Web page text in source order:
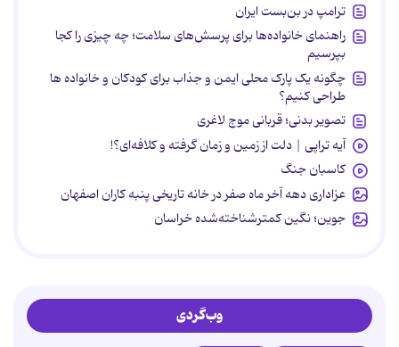
ترامپ در بن‌بست ایران
راهنمای خانواده‌ها برای پرسش‌های سلامت؛ چه چیزی را کجا
بپرسیم
چگونه یک پارک محلی ایمن و جذاب برای کودکان و خانواده ها
طراحی کنیم؟
تصویر بدنی؛ قربانی موج لاغری
آیه تراپی | دلت از زمین و زمان گرفته و کلافه‌ای؟!
کاسبان جنگ
عزاداری دهه آخر ماه صفر در خانه تاریخی پنبه کاران اصفهان
جوین؛ نگین کمترشناخته‌شده خراسان
وب‌گردی